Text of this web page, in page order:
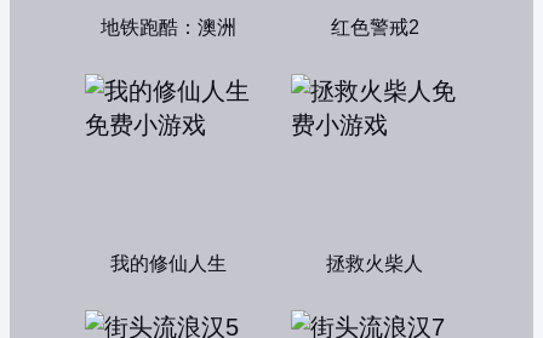
地铁跑酷：澳洲 红色警戒2
我的修仙人生 拯救火柴人